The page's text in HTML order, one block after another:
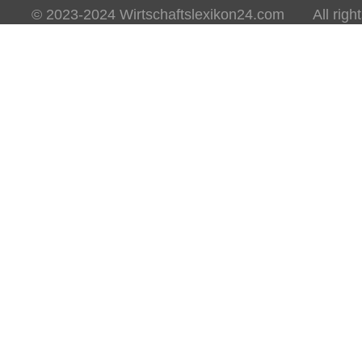
© 2023-2024 Wirtschaftslexikon24.com All